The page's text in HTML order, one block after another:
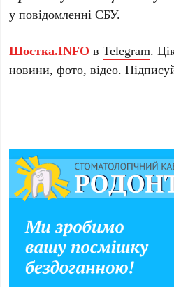
у повідомленні СБУ.
Шостка.INFO вTelegram.
новини, фото, відео.